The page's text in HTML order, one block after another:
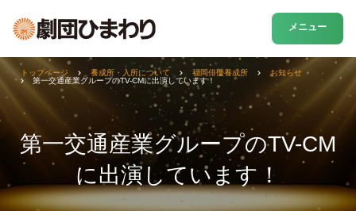
メニュー
第一交通産業グループのTV-CM
に出演しています！
トップページ 養成所・入所について 福岡俳優養成所
お知らせ
第一交通産業グループのTV-CMに出演しています！